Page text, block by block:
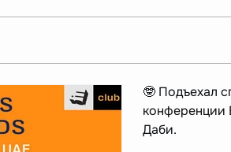
🤓 Подъехал
конференции
Даби.